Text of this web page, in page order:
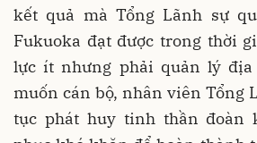
kết quả mà Tổng Lãnh sự
Fukuoka đạt được trong thời
lực ít nhưng phải quản lý địa
muốn cán bộ, nhân viên Tổng
tục phát huy tinh thần đoàn